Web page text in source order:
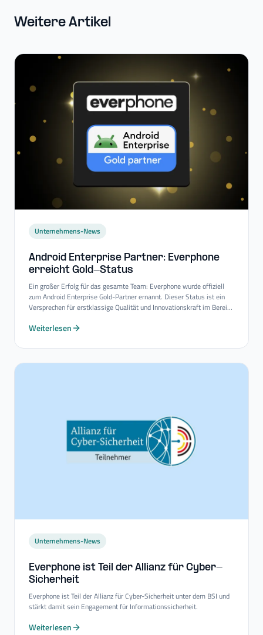
Weitere Artikel
Unternehmens-News
Android Enterprise Partner: Everphone
erreicht Gold-​Status
Ein großer Erfolg für das gesamte Team: Everphone wurde offiziell
zum Android Enterprise Gold-Partner ernannt. Dieser Status ist ein
Versprechen für erstklassige Qualität und Innovationskraft im Bereich
Weiterlesen
Unternehmens-News
Everphone ist Teil der Allianz für Cyber-​
Sicherheit
Everphone ist Teil der Allianz für Cyber-Sicherheit unter dem BSI und
stärkt damit sein Engagement für Informationssicherheit.
Weiterlesen